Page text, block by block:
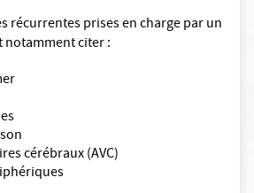
récurrentes prises en charge par un
citer :
cérébraux (AVC)